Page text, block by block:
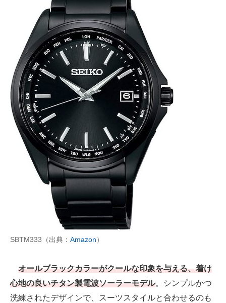
SBTM333（出典： Amazon）
オールブラックカラーがクールな印象を与える、着け
心地の良いチタン製電波ソーラーモデル。シンプルかつ
洗練されたデザインで、スーツスタイルと合わせるのも